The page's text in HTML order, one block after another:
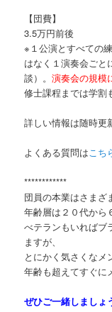
【団費】
3.5万円前後
※１公演とすべての
はなく１演奏会ごと
談）。演奏会の規模
修士課程までは学割
詳しい情報は随時更
よくある質問は こち
************
団員の本業はさまざ
年齢層は２０代から
べテランもいればブ
ますが、
とにかく気さくなメ
年齢も超えてすぐに
ぜひご一緒しましょ